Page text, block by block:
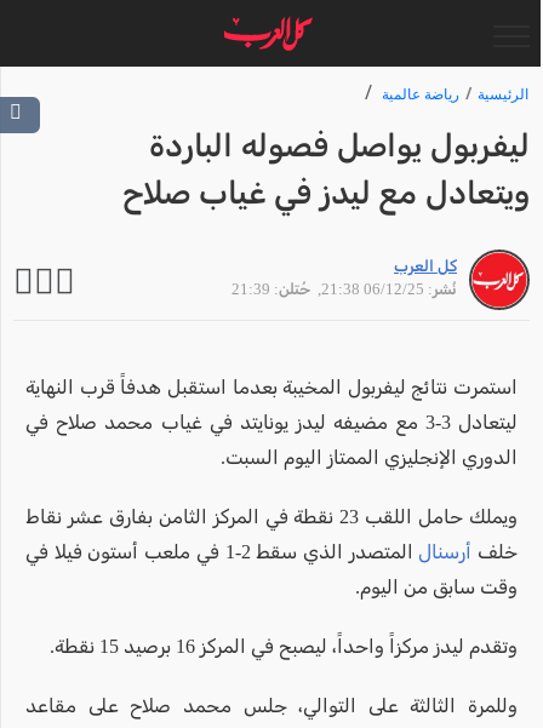
الرئيسية رياضة عالمية
ليفربول يواصل فصوله الباردة
ويتعادل مع ليدز في غياب صلاح
كل العرب
نُشر: 06/12/25 21:38
, حُتلن: 21:39
استمرت نتائج ليفربول المخيبة بعدما استقبل هدفاً قرب النهاية
ليتعادل 3-3 مع مضيفه ليدز يونايتد في غياب محمد صلاح في
الدوري الإنجليزي الممتاز اليوم السبت.
ويملك حامل اللقب 23 نقطة في المركز الثامن بفارق عشر نقاط
خلف أرسنال
المتصدر الذي سقط 2-1 في ملعب أستون فيلا في
وقت سابق من اليوم.
وتقدم ليدز مركزاً واحداً، ليصبح في المركز 16 برصيد 15 نقطة.
وللمرة الثالثة على التوالي، جلس محمد صلاح على مقاعد